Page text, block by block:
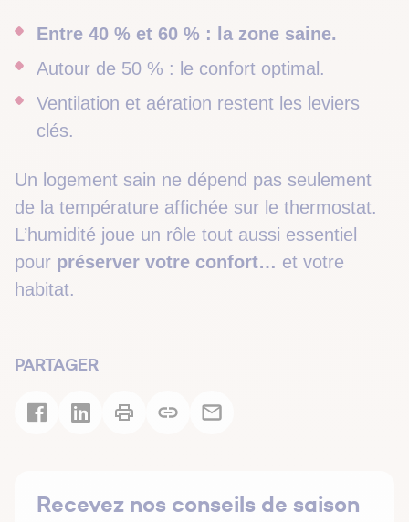
Entre 40 % et 60 % : la zone saine.
Autour de 50 % : le confort optimal.
Ventilation et aération restent les leviers
clés.
Un logement sain ne dépend pas seulement
de la température affichée sur le thermostat.
L’humidité joue un rôle tout aussi essentiel
pour préserver votre confort… et votre
habitat.
PARTAGER
Recevez nos conseils de saison